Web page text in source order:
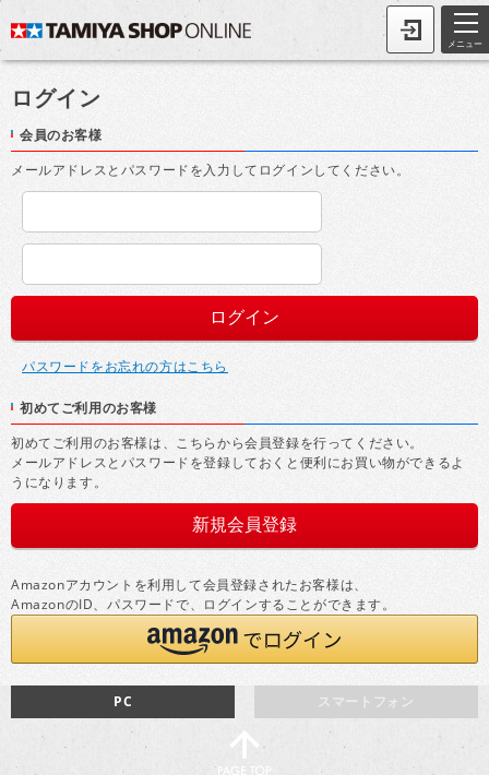
メニュー
ログイン
会員のお客様
メールアドレスとパスワードを入力してログインしてください。
パスワードをお忘れの方はこちら
初めてご利用のお客様
初めてご利用のお客様は、こちらから会員登録を行ってください。
メールアドレスとパスワードを登録しておくと便利にお買い物ができるよ
うになります。
Amazonアカウントを利用して会員登録されたお客様は、
AmazonのID、パスワードで、ログインすることができます。
スマートフォン
PC